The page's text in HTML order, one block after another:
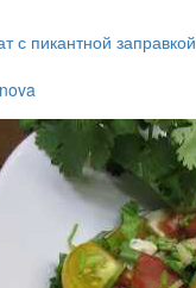
с пикантной заправкой